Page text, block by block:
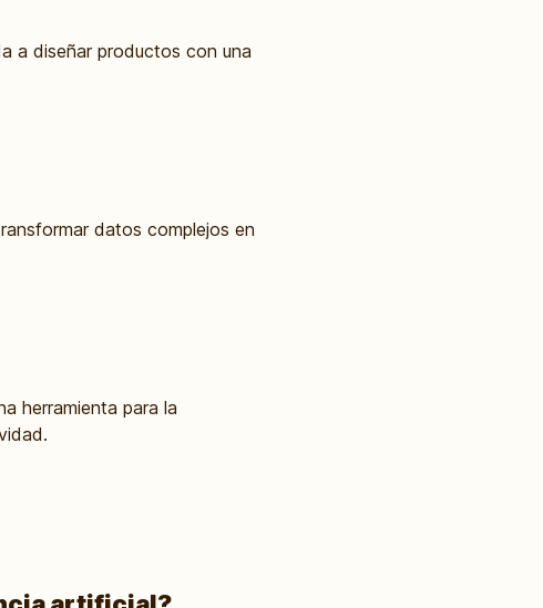
a diseñar productos con una
datos complejos en
herramienta para la